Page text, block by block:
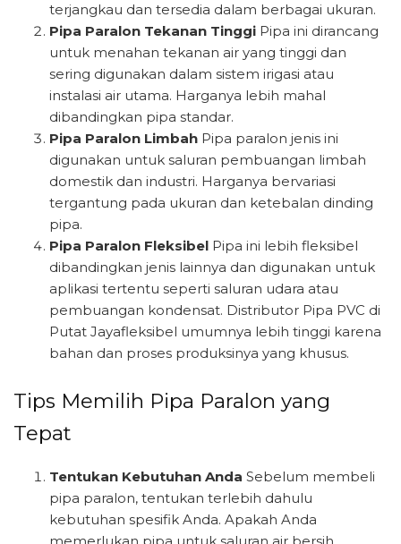
terjangkau dan tersedia dalam berbagai ukuran.
Pipa Paralon Tekanan Tinggi Pipa ini dirancang
untuk menahan tekanan air yang tinggi dan
sering digunakan dalam sistem irigasi atau
instalasi air utama. Harganya lebih mahal
dibandingkan pipa standar.
Pipa Paralon Limbah Pipa paralon jenis ini
digunakan untuk saluran pembuangan limbah
domestik dan industri. Harganya bervariasi
tergantung pada ukuran dan ketebalan dinding
pipa.
Pipa Paralon Fleksibel Pipa ini lebih fleksibel
dibandingkan jenis lainnya dan digunakan untuk
aplikasi tertentu seperti saluran udara atau
pembuangan kondensat. Distributor Pipa PVC di
Putat Jayafleksibel umumnya lebih tinggi karena
bahan dan proses produksinya yang khusus.
Tips Memilih Pipa Paralon yang
Tepat
Tentukan Kebutuhan Anda Sebelum membeli
pipa paralon, tentukan terlebih dahulu
kebutuhan spesifik Anda. Apakah Anda
memerlukan pipa untuk saluran air bersih,